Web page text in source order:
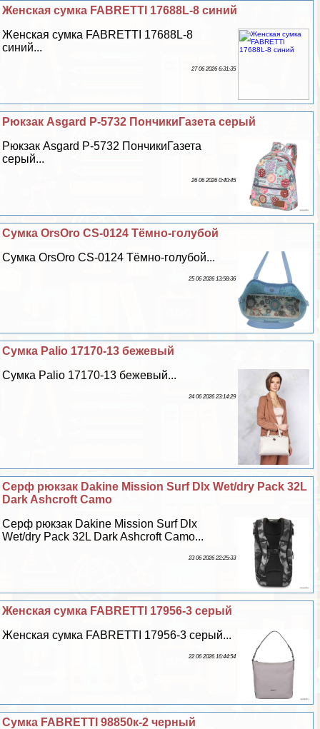
Женская сумка FABRETTI 17688L-8 синий
Женская сумка FABRETTI 17688L-8
синий...
27 06 2026 6:31:35
Рюкзак Asgard Р-5732 ПончикиГазета серый
Рюкзак Asgard Р-5732 ПончикиГазета
серый...
26 06 2026 0:40:45
Сумка OrsOro CS-0124 Тёмно-гoлyбой
Сумка OrsOro CS-0124 Тёмно-гoлyбой...
25 06 2026 13:58:36
Сумка Palio 17170-13 бежевый
Сумка Palio 17170-13 бежевый...
24 06 2026 23:14:29
Серф рюкзак Dakine Mission Surf Dlx Wet/dry Pack 32L
Dark Ashcroft Camo
Серф рюкзак Dakine Mission Surf Dlx
Wet/dry Pack 32L Dark Ashcroft Camo...
23 06 2026 22:25:33
Женская сумка FABRETTI 17956-3 серый
Женская сумка FABRETTI 17956-3 серый...
22 06 2026 16:44:54
Сумка FABRETTI 98850к-2 черный